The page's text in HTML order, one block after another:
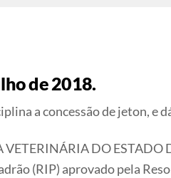
de 2018.
a concessão de jeton, e
DO ESTADO
(RIP) aprovado pela